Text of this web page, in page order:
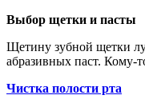
Выбор щетки и пасты
Щетину зубной щетки
абразивных паст. Кому-
Чистка полости рта